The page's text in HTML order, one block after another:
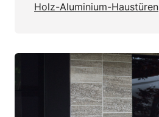
Holz-Aluminium-Haustüren